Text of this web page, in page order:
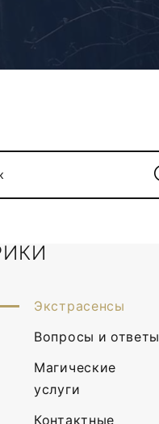
Экстрасенсы
Вопросы и ответы
Магические
услуги